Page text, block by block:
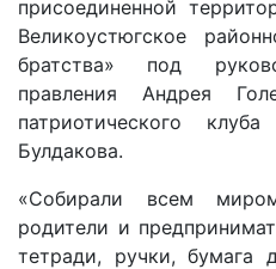
присоединенной
Великоустюгское
братства» под
правления Андрея
патриотического
Булдакова.
«Собирали всем
родители и
тетради, ручки, бумага